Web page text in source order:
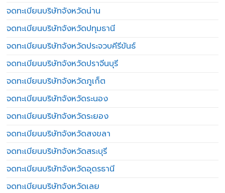
จดทะเบียนบริษัทจังหวัดน่าน
จดทะเบียนบริษัทจังหวัดปทุมธานี
จดทะเบียนบริษัทจังหวัดประจวบคีรีขันธ์
จดทะเบียนบริษัทจังหวัดปราจีนบุรี
จดทะเบียนบริษัทจังหวัดภูเก็ต
จดทะเบียนบริษัทจังหวัดระนอง
จดทะเบียนบริษัทจังหวัดระยอง
จดทะเบียนบริษัทจังหวัดสงขลา
จดทะเบียนบริษัทจังหวัดสระบุรี
จดทะเบียนบริษัทจังหวัดอุดรธานี
จดทะเบียนบริษัทจังหวัดเลย